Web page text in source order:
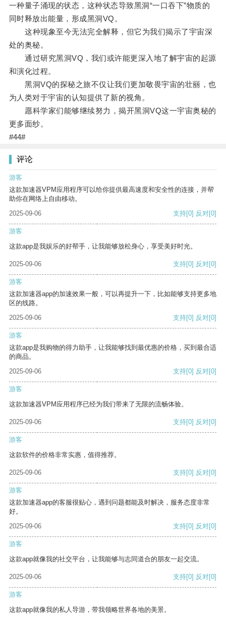
一种量子涌现的状态，这种状态导致黑洞“一口吞下”物质的
同时释放出能量，形成黑洞VQ。
这种现象至今无法完全解释，但它为我们揭示了宇宙深
处的奥秘。
通过研究黑洞VQ，我们或许能更深入地了解宇宙的起源
和演化过程。
黑洞VQ的探秘之旅不仅让我们更加敬畏宇宙的壮丽，也
为人类对于宇宙的认知提供了新的视角。
愿科学家们能够继续努力，揭开黑洞VQ这一宇宙奥秘的
更多面纱。
#44#
评论
游客
这款加速器VPM应用程序可以给你提供最高速度和安全性的连接，并帮
助你在网络上自由移动。
2025-09-06
支持[0] 反对[0]
游客
这款app是我娱乐的好帮手，让我能够放松身心，享受美好时光。
2025-09-06 支持[0] 反对[0]
游客
这款加速器app的加速效果一般，可以再提升一下，比如能够支持更多地
区的线路。
2025-09-06
支持[0] 反对[0]
游客
这款app是我购物的得力助手，让我能够找到最优惠的价格，买到最合适
的商品。
2025-09-06
支持[0] 反对[0]
游客
这款加速器VPM应用程序已经为我们带来了无限的流畅体验。
2025-09-06 支持[0] 反对[0]
游客
这款软件的价格非常实惠，值得推荐。
2025-09-06 支持[0] 反对[0]
游客
这款加速器app的客服很贴心，遇到问题都能及时解决，服务态度非常
好。
2025-09-06
支持[0] 反对[0]
游客
这款app就像我的社交平台，让我能够与志同道合的朋友一起交流。
2025-09-06 支持[0] 反对[0]
游客
这款app就像我的私人导游，带我领略世界各地的美景。